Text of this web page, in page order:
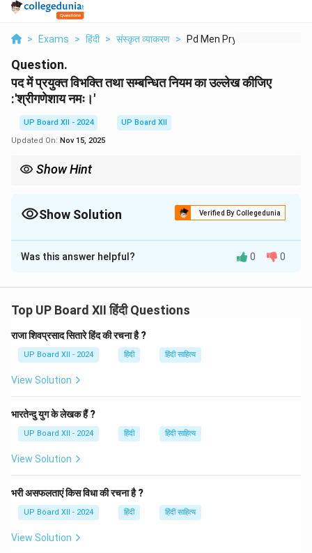
> Exams > हिंदी > संस्कृत व्याकरण > Pd Men Pryukt Vibhkt...
Question.
पद में प्रयुक्त विभक्ति तथा सम्बन्धित नियम का उल्लेख कीजिए
:'श्रीगणेशाय नमः।'
UP Board XII - 2024
UP Board XII
Updated On: Nov 15, 2025
Show Hint
Show Solution Verified By Collegedunia
Solution and Explanation
विभक्ति:चतुर्थी विभक्ति (सम्प्रदान कारक)
किसी को 'नमन', 'प्रणाम' या 'समर्पण' किया जाता है, तो चतुर्थी विभक्ति
का प्रयोग होता है। यहाँ 'नमः' क्रिया के साथ 'गणेश' शब्द को चतुर्थी
विभक्ति में रखा गया है, जिसका अर्थ **'गणेश को नमस्कार'** है।
Was this answer helpful? 0 0
Top UP Board XII हिंदी Questions
राजा शिवप्रसाद सितारे हिंद की रचना है ?
UP Board XII - 2024 हिंदी हिंदी साहित्य
View Solution
भारतेन्दु युग के लेखक हैं ?
UP Board XII - 2024 हिंदी हिंदी साहित्य
View Solution
भरी असफलताएं किस विधा की रचना है ?
UP Board XII - 2024 हिंदी हिंदी साहित्य
View Solution